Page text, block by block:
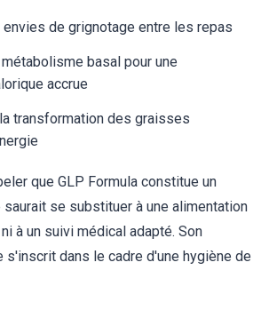
de grignotage entre les repas
basal pour une
accrue
transformation des graisses
que GLP Formula constitue un
se substituer à une alimentation
à un suivi médical adapté. Son
dans le cadre d'une hygiène de